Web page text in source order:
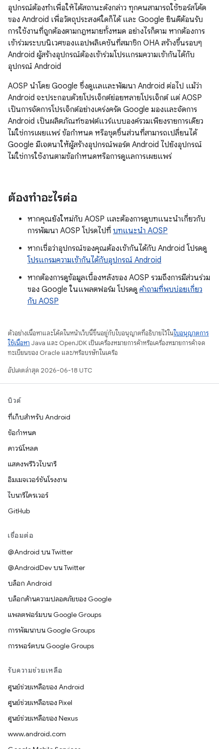
อุปกรณ์ต้องทำเพื่อให้ได้สถานะดังกล่าว ทุกคนสามารถใช้ซอร์สโค้ด
ของ Android เพื่อวัตถุประสงค์ใดก็ได้ และ Google ยินดีต้อนรับ
การใช้งานที่ถูกต้องตามกฎหมายทั้งหมด อย่างไรก็ตาม หากต้องการ
เข้าร่วมระบบนิเวศของแอปพลิเคชันที่สมาชิก OHA สร้างขึ้นรอบๆ
Android ผู้สร้างอุปกรณ์ต้องเข้าร่วมโปรแกรมความเข้ากันได้กับ
อุปกรณ์ Android
AOSP นำโดย Google ซึ่งดูแลและพัฒนา Android ต่อไป แม้ว่า
Android จะประกอบด้วยโปรเจ็กต์ย่อยหลายโปรเจ็กต์ แต่ AOSP
เป็นการจัดการโปรเจ็กต์อย่างเคร่งครัด Google มองและจัดการ
Android เป็นผลิตภัณฑ์ซอฟต์แวร์แบบองค์รวมเพียงรายการเดียว
ไม่ใช่การเผยแพร่ ข้อกำหนด หรือชุดชิ้นส่วนที่สามารถเปลี่ยนได้
Google มีเจตนาให้ผู้สร้างอุปกรณ์พอร์ต Android ไปยังอุปกรณ์
ไม่ใช่การใช้งานตามข้อกำหนดหรือการดูแลการเผยแพร่
ต้องทำอะไรต่อ
หากคุณยังใหม่กับ AOSP และต้องการดูบทแนะนำเกี่ยวกับ
การพัฒนา AOSP โปรดไปที่ บทแนะนำ AOSP
หากเชื่อว่าอุปกรณ์ของคุณต้องเข้ากันได้กับ Android โปรดดู
โปรแกรมความเข้ากันได้กับอุปกรณ์ Android
หากต้องการดูข้อมูลเบื้องหลังของ AOSP รวมถึงการมีส่วนร่วม
ของ Google ในแพลตฟอร์ม โปรดดู คำถามที่พบบ่อยเกี่ยว
กับ AOSP
ตัวอย่างเนื้อหาและโค้ดในหน้าเว็บนี้ขึ้นอยู่กับใบอนุญาตที่อธิบายไว้ในใบอนุญาตการ
ใช้เนื้อหา Java และ OpenJDK เป็นเครื่องหมายการค้าหรือเครื่องหมายการค้าจด
ทะเบียนของ Oracle และ/หรือบริษัทในเครือ
อัปเดตล่าสุด 2026-06-18 UTC
บิวด์
ที่เก็บสำหรับ Android
ข้อกำหนด
ดาวน์โหลด
แสดงพรีวิวไบนารี
อิมเมจเวอร์ชันโรงงาน
ไบนารีไดรเวอร์
GitHub
เชื่อมต่อ
@Android บน Twitter
@AndroidDev บน Twitter
บล็อก Android
บล็อกด้านความปลอดภัยของ Google
แพลตฟอร์มบน Google Groups
การพัฒนาบน Google Groups
การพอร์ตบน Google Groups
รับความช่วยเหลือ
ศูนย์ช่วยเหลือของ Android
ศูนย์ช่วยเหลือของ Pixel
ศูนย์ช่วยเหลือของ Nexus
www.android.com